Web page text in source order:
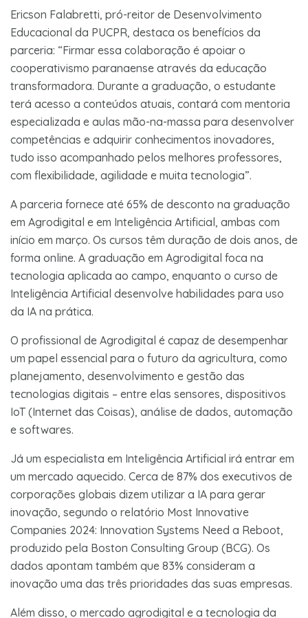
Ericson Falabretti, pró-reitor de Desenvolvimento
Educacional da PUCPR, destaca os benefícios da
parceria: “Firmar essa colaboração é apoiar o
cooperativismo paranaense através da educação
transformadora. Durante a graduação, o estudante
terá acesso a conteúdos atuais, contará com mentoria
especializada e aulas mão-na-massa para desenvolver
competências e adquirir conhecimentos inovadores,
tudo isso acompanhado pelos melhores professores,
com flexibilidade, agilidade e muita tecnologia”.
A parceria fornece até 65% de desconto na graduação
em Agrodigital e em Inteligência Artificial, ambas com
início em março. Os cursos têm duração de dois anos, de
forma online. A graduação em Agrodigital foca na
tecnologia aplicada ao campo, enquanto o curso de
Inteligência Artificial desenvolve habilidades para uso
da IA na prática.
O profissional de Agrodigital é capaz de desempenhar
um papel essencial para o futuro da agricultura, como
planejamento, desenvolvimento e gestão das
tecnologias digitais – entre elas sensores, dispositivos
IoT (Internet das Coisas), análise de dados, automação
e softwares.
Já um especialista em Inteligência Artificial irá entrar em
um mercado aquecido. Cerca de 87% dos executivos de
corporações globais dizem utilizar a IA para gerar
inovação, segundo o relatório Most Innovative
Companies 2024: Innovation Systems Need a Reboot,
produzido pela Boston Consulting Group (BCG). Os
dados apontam também que 83% consideram a
inovação uma das três prioridades das suas empresas.
Além disso, o mercado agrodigital e a tecnologia da